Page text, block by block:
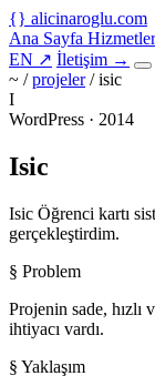
{} alicinaroglu.com
Ana Sayfa
EN ↗ İletişim →
~ /projeler/isic
I
WordPress · 2014
Isic
Isic Öğrenci kartı
gerçekleştirdim.
§ Problem
Projenin sade,
ihtiyacı vardı.
§ Yaklaşım